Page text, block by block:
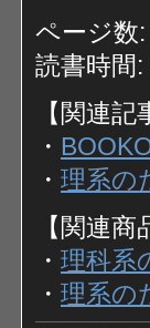
ページ数
読書時間:
【関連記
・
・ 理系の
【関連商
・ 理科系
・ 理系の